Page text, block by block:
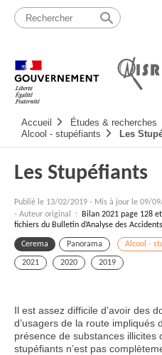
Passer
contenu
principale
Accueil Études & recherches
Alcool - stupéfiants
Les
Les Stupéfiants
Publié le 13/02/2019 - Mis à jour le 09/
- Auteur original :
Bilan 2021 page 128
fichiers du Bulletin d’Analyse des
Cerema Panorama Alcool -
2021 2020 2019
Il est assez difficile d’avoir des
d’usagers de la route impliqués
présence de substances illicites
stupéfiants n’est pas